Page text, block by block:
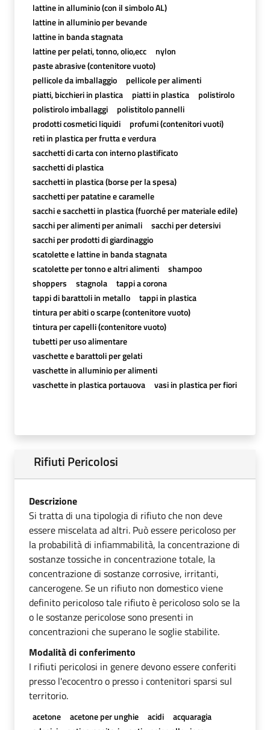
lattine in alluminio (con il simbolo AL)
lattine in alluminio per bevande
lattine in banda stagnata
lattine per pelati, tonno, olio,ecc
nylon
paste abrasive (contenitore vuoto)
pellicole da imballaggio
pellicole per alimenti
piatti, bicchieri in plastica
piatti in plastica
polistirolo
polistirolo imballaggi
polistitolo pannelli
prodotti cosmetici liquidi
profumi (contenitori vuoti)
reti in plastica per frutta e verdura
sacchetti di carta con interno plastificato
sacchetti di plastica
sacchetti in plastica (borse per la spesa)
sacchetti per patatine e caramelle
sacchi e sacchetti in plastica (fuorché per materiale edile)
sacchi per alimenti per animali
sacchi per detersivi
sacchi per prodotti di giardinaggio
scatolette e lattine in banda stagnata
scatolette per tonno e altri alimenti
shampoo
shoppers
stagnola
tappi a corona
tappi di barattoli in metallo
tappi in plastica
tintura per abiti o scarpe (contenitore vuoto)
tintura per capelli (contenitore vuoto)
tubetti per uso alimentare
vaschette e barattoli per gelati
vaschette in alluminio per alimenti
vaschette in plastica portauova
vasi in plastica per fiori
Rifiuti Pericolosi
Descrizione
Si tratta di una tipologia di rifiuto che non deve
essere miscelata ad altri. Può essere pericoloso per
la probabilità di infiammabilità, la concentrazione di
sostanze tossiche in concentrazione totale, la
concentrazione di sostanze corrosive, irritanti,
cancerogene. Se un rifiuto non domestico viene
definito pericoloso tale rifiuto è pericoloso solo se la
o le sostanze pericolose sono presenti in
concentrazioni che superano le soglie stabilite.
Modalità di conferimento
I rifiuti pericolosi in genere devono essere conferiti
presso l'ecocentro o presso i contenitori sparsi sul
territorio.
acetone acetone per unghie acidi
acquaragia